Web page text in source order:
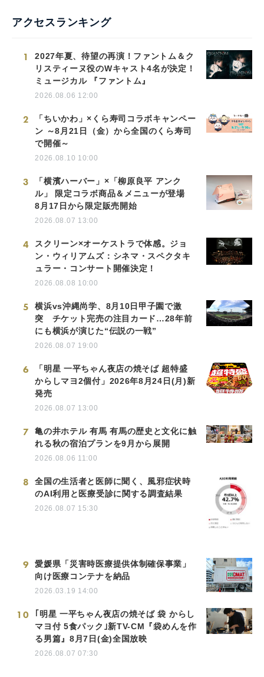
アクセスランキング
1
2027年夏、待望の再演！ファントム＆ク
リスティーヌ役のWキャスト4名が決定！
ミュージカル 『ファントム』
2026.08.06 12:00
2
「ちいかわ」×くら寿司コラボキャンペー
ン ～8月21日（金）から全国のくら寿司
で開催～
2026.08.10 10:00
3
「横濱ハーバー」×「柳原良平 アンク
ル」 限定コラボ商品＆メニューが登場
8月17日から限定販売開始
2026.08.07 13:00
4
スクリーン×オーケストラで体感。ジョ
ン・ウィリアムズ：シネマ・スペクタキ
ュラー・コンサート開催決定！
2026.08.08 10:00
5
横浜vs沖縄尚学、8月10日甲子園で激
突 チケット完売の注目カード…28年前
にも横浜が演じた“伝説の一戦”
2026.08.07 19:00
6
「明星 一平ちゃん夜店の焼そば 超特盛
からしマヨ2個付」2026年8月24日(月)新
発売
2026.08.07 13:00
7
亀の井ホテル 有馬 有馬の歴史と文化に触
れる秋の宿泊プランを9月から展開
2026.08.06 11:00
8
全国の生活者と医師に聞く、風邪症状時
のAI利用と医療受診に関する調査結果
2026.08.07 15:30
9
愛媛県「災害時医療提供体制確保事業」
向け医療コンテナを納品
2026.03.19 14:00
10
｢明星 一平ちゃん夜店の焼そば 袋 からし
マヨ付 5食パック｣新TV-CM『袋めんを作
る男篇』8月7日(金)全国放映
2026.08.07 07:30